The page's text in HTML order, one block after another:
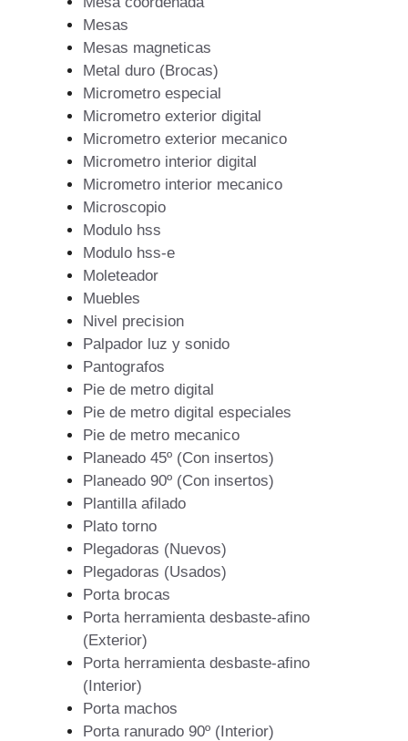
Mesas
Mesas magneticas
Metal duro (Brocas)
Micrometro especial
Micrometro exterior digital
Micrometro exterior mecanico
Micrometro interior digital
Micrometro interior mecanico
Microscopio
Modulo hss
Modulo hss-e
Moleteador
Muebles
Nivel precision
Palpador luz y sonido
Pantografos
Pie de metro digital
Pie de metro digital especiales
Pie de metro mecanico
Planeado 45º (Con insertos)
Planeado 90º (Con insertos)
Plantilla afilado
Plato torno
Plegadoras (Nuevos)
Plegadoras (Usados)
Porta brocas
Porta herramienta desbaste-afino
(Exterior)
Porta herramienta desbaste-afino
(Interior)
Porta machos
Porta ranurado 90º (Interior)